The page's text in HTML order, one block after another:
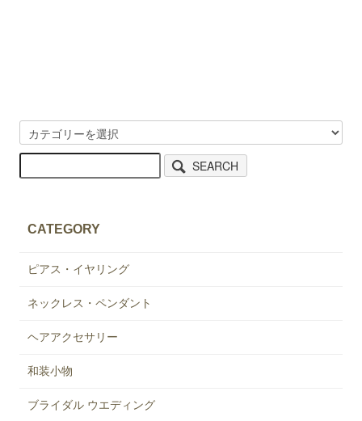
SEARCH
CATEGORY
ピアス・イヤリング
ネックレス・ペンダント
ヘアアクセサリー
和装小物
ブライダル ウエディング